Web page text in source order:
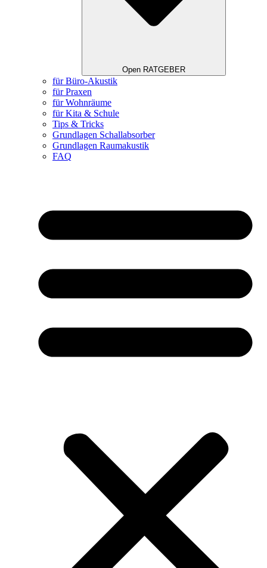
Open RATGEBER
für Büro-Akustik
für Praxen
für Wohnräume
für Kita & Schule
Tips & Tricks
Grundlagen Schallabsorber
Grundlagen Raumakustik
FAQ